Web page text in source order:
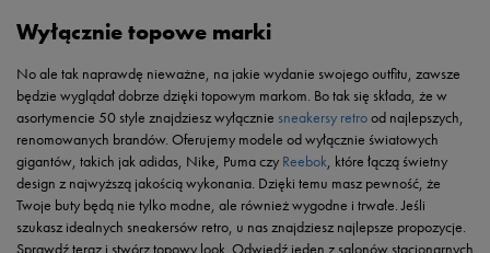
Wyłącznie topowe marki
No ale tak naprawdę nieważne, na jakie wydanie swojego outfitu, zawsze
będzie wyglądał dobrze dzięki topowym markom. Bo tak się składa, że w
asortymencie 50 style znajdziesz wyłącznie sneakersy retrood najlepszych,
renomowanych brandów. Oferujemy modele od wyłącznie światowych
gigantów, takich jak adidas, Nike, Puma czy Reebok, które łączą świetny
design z najwyższą jakością wykonania. Dzięki temu masz pewność, że
Twoje buty będą nie tylko modne, ale również wygodne i trwałe. Jeśli
szukasz idealnych sneakersów retro, u nas znajdziesz najlepsze propozycje.
Sprawdź teraz i stwórz topowy look. Odwiedź jeden z salonów stacjonarnych